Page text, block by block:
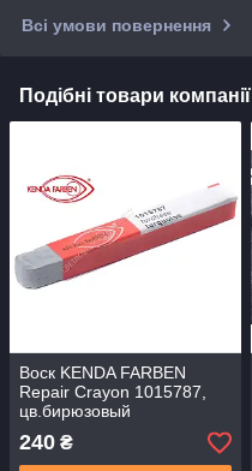
Всі умови повернення
Подібні товари компанії
Воск KENDA FARBEN
Repair Crayon 1015787,
цв.бирюзовый
240 ₴